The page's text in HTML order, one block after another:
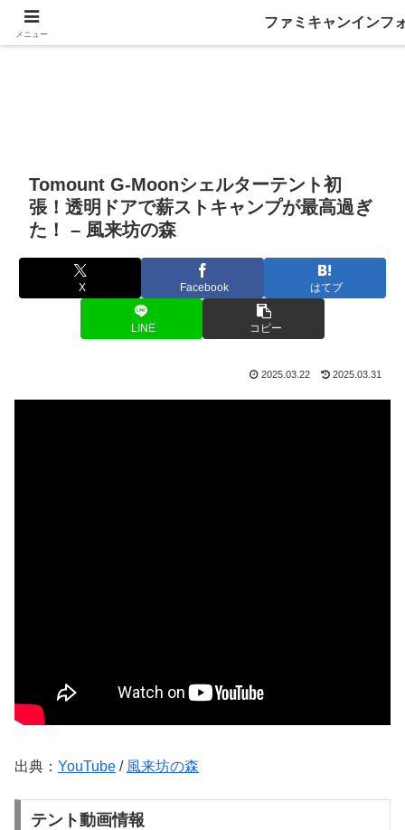
Tomount G-Moonシェルターテント初
張！透明ドアで薪ストキャンプが最高過ぎ
た！ – 風来坊の森
X Facebook はてブ
LINE コピー
2025.03.22 2025.03.31
出典： YouTube / 風来坊の森
テント動画情報
メニュー
ファミキャンインフ